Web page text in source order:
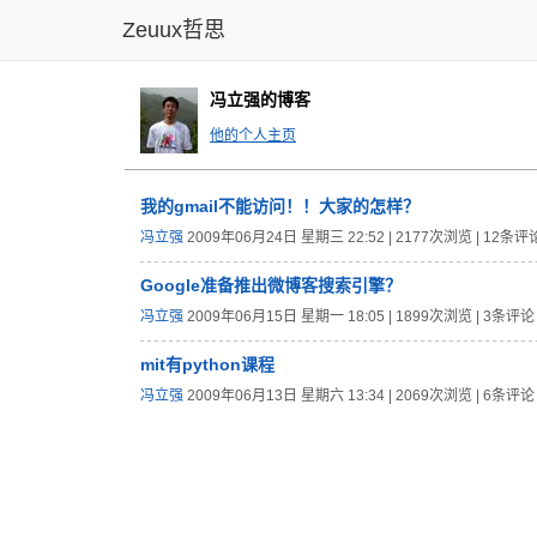
Zeuux哲思
冯立强的博客
他的个人主页
我的gmail不能访问！！大家的怎样？
冯立强 2009年06月24日 星期三 22:52 | 2177次浏览 | 12条评
Google准备推出微博客搜索引擎？
冯立强 2009年06月15日 星期一 18:05 | 1899次浏览 | 3条评论
mit有python课程
冯立强 2009年06月13日 星期六 13:34 | 2069次浏览 | 6条评论